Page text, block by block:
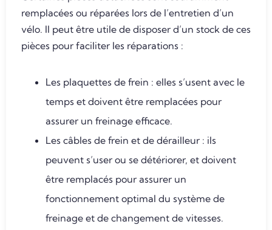
remplacées ou réparées lors de l’entretien d’un
vélo. Il peut être utile de disposer d’un stock de ces
pièces pour faciliter les réparations :
Les plaquettes de frein : elles s’usent avec le
temps et doivent être remplacées pour
assurer un freinage efficace.
Les câbles de frein et de dérailleur : ils
peuvent s’user ou se détériorer, et doivent
être remplacés pour assurer un
fonctionnement optimal du système de
freinage et de changement de vitesses.